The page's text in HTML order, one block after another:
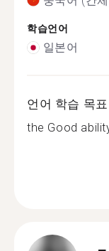
학습언어
일본어
언어 학습 목표
the Good